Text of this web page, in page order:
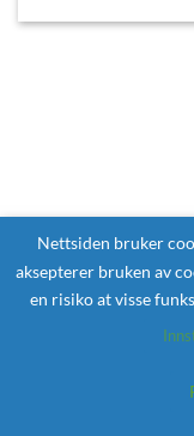
Nettsiden bruker
aksepterer bruken av
en risiko at visse